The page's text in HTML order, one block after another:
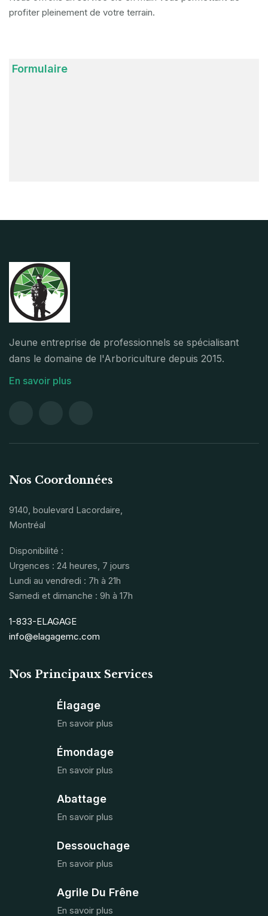
profiter pleinement de votre terrain.
Formulaire
Jeune entreprise de professionnels se spécialisant
dans le domaine de l'Arboriculture depuis 2015.
En savoir plus
Nos Coordonnées
9140, boulevard Lacordaire,
Montréal
Disponibilité :
Urgences : 24 heures, 7 jours
Lundi au vendredi : 7h à 21h
Samedi et dimanche : 9h à 17h
1-833-ELAGAGE
info@elagagemc.com
Nos Principaux Services
Élagage
En savoir plus
Émondage
En savoir plus
Abattage
En savoir plus
Dessouchage
En savoir plus
Agrile Du Frêne
En savoir plus